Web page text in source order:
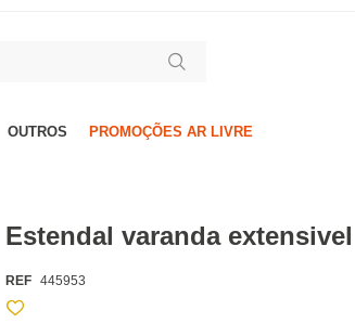
OUTROS PROMOÇÕES AR LIVRE
Estendal varanda
REF 445953